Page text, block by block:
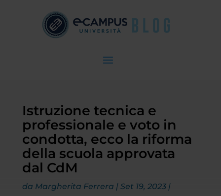
Istruzione tecnica e
professionale e voto in
condotta, ecco la riforma
della scuola approvata
dal CdM
da Margherita Ferrera | Set 19, 2023|